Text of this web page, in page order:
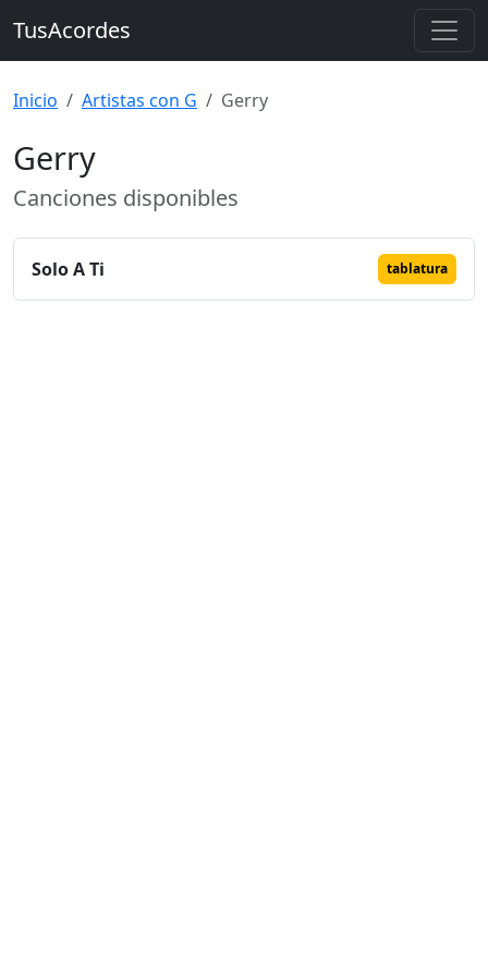
TusAcordes
Inicio Artistas con G Gerry
Gerry
Canciones disponibles
Solo A Ti tablatura